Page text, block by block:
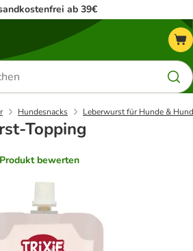
ab 39€
Hundesnacks Leberwurst für Hunde &
Topping
Produkt bewerten